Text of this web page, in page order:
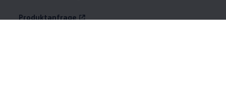
Produktanfrage